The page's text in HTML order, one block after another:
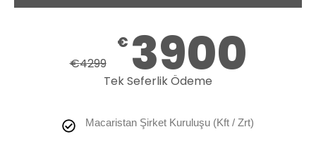
€4299
€ 3900
Tek Seferlik Ödeme
Macaristan Şirket Kuruluşu (Kft / Zrt)